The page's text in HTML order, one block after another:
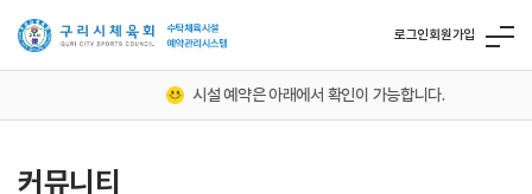
로그인회원가입
시설 예약은 아래에서 확인이 가능합니다.
커뮤니티